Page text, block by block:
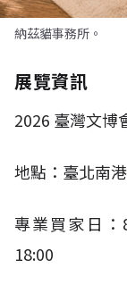
納茲貓事務所。
展覽資訊
2026 臺灣文博
地點：臺北南
專業買家日：
18:00​